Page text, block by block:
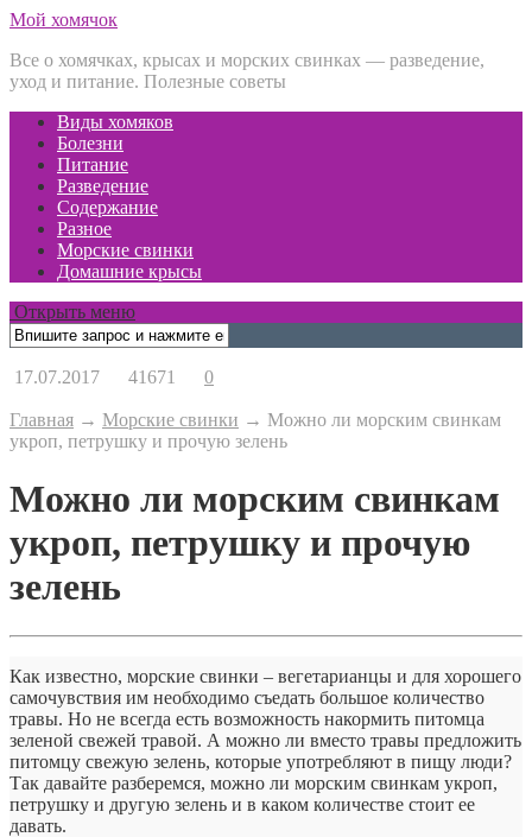
Мой хомячок
Все о хомячках, крысах и морских свинках — разведение,
уход и питание. Полезные советы
Виды хомяков
Болезни
Питание
Разведение
Содержание
Разное
Морские свинки
Домашние крысы
Открыть меню
17.07.2017 41671 0
Главная → Морские свинки → Можно ли морским свинкам
укроп, петрушку и прочую зелень
Можно ли морским свинкам
укроп, петрушку и прочую
зелень
Как известно, морские свинки – вегетарианцы и для хорошего
самочувствия им необходимо съедать большое количество
травы. Но не всегда есть возможность накормить питомца
зеленой свежей травой. А можно ли вместо травы предложить
питомцу свежую зелень, которые употребляют в пищу люди?
Так давайте разберемся, можно ли морским свинкам укроп,
петрушку и другую зелень и в каком количестве стоит ее
давать.